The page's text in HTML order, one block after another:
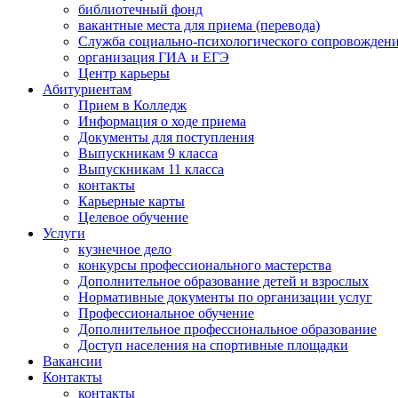
библиотечный фонд
вакантные места для приема (перевода)
Служба социально-психологического
организация ГИА и ЕГЭ
Центр карьеры
Абитуриентам
Прием в Колледж
Информация о ходе приема
Документы для поступления
Выпускникам 9 класса
Выпускникам 11 класса
контакты
Карьерные карты
Целевое обучение
Услуги
кузнечное дело
конкурсы профессионального мастерства
Дополнительное образование детей и взрослых
Нормативные документы по организации услуг
Профессиональное обучение
Дополнительное профессиональное образование
Доступ населения на спортивные площадки
Вакансии
Контакты
контакты